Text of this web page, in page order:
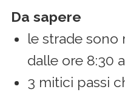
Da sapere
le strade sono
dalle ore 8:30
3 mitici passi